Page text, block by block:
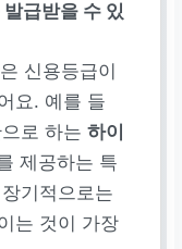
급받을 수 있
신용등급이
요. 예를 들
으로 하는하이
제공하는 특
기적으로는
는 것이 가장